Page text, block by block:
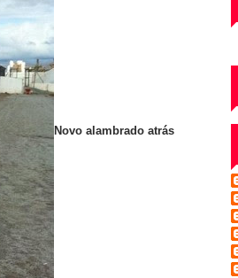
Novo alambrado atrás